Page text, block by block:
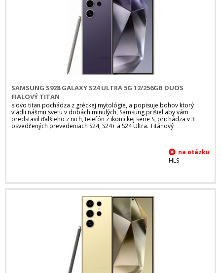
SAMSUNG S928 GALAXY S24 ULTRA 5G 12/256GB DUOS
FIALOVÝ TITAN
slovo titan pochádza z gréckej mytológie, a popisuje bohov ktorý
vládli nášmu svetu v dobách minulých, Samsung prišiel aby vám
predstavil ďalšieho z nich, telefón z ikonickej serie S, prichádza v 3
osvedčených prevedeniach S24, S24+ a S24 Ultra. Titánový
HLS